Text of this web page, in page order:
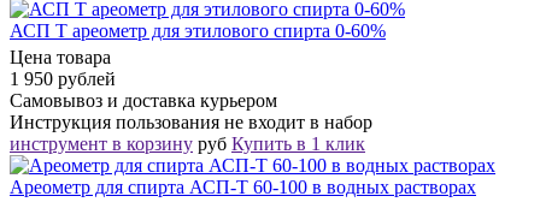
АСП Т ареометр для этилового спирта 0-60%
Цена товара
1 950 рублей
Самовывоз и доставка курьером
Инструкция пользования не входит в набор
инструмент в корзину руб Купить в 1 клик
Ареометр для спирта АСП-Т 60-100 в водных растворах